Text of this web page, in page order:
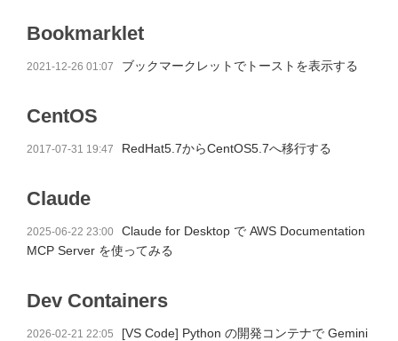
Bookmarklet
2021-12-26 01:07 ブックマークレットでトーストを表示する
CentOS
2017-07-31 19:47 RedHat5.7からCentOS5.7へ移行する
Claude
2025-06-22 23:00
Claude for Desktop で AWS Documentation
MCP Server を使ってみる
Dev Containers
2026-02-21 22:05
[VS Code] Python の開発コンテナで Gemini